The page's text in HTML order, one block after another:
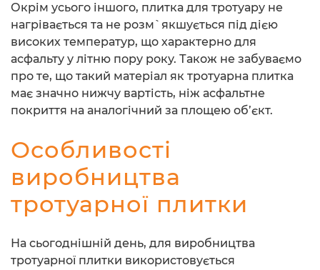
Окрім усього іншого, плитка для тротуару не
нагрівається та не розм`якшується під дією
високих температур, що характерно для
асфальту у літню пору року. Також не забуваємо
про те, що такий матеріал як тротуарна плитка
має значно нижчу вартість, ніж асфальтне
покриття на аналогічний за площею об’єкт.
Особливості
виробництва
тротуарної плитки
На сьогоднішній день, для виробництва
тротуарної плитки використовується